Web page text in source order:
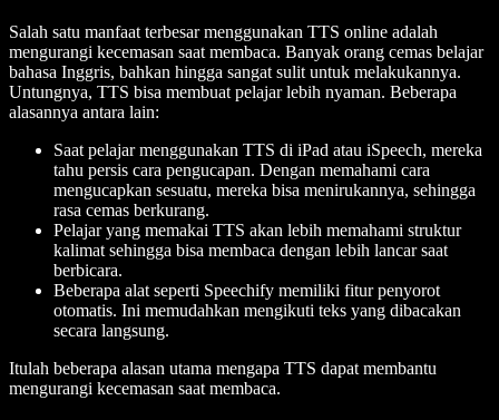
Salah satu manfaat terbesar menggunakan TTS online adalah
mengurangi kecemasan saat membaca. Banyak orang cemas belajar
bahasa Inggris, bahkan hingga sangat sulit untuk melakukannya.
Untungnya, TTS bisa membuat pelajar lebih nyaman. Beberapa
alasannya antara lain:
Saat pelajar menggunakan TTS di iPad atau iSpeech, mereka
tahu persis cara pengucapan. Dengan memahami cara
mengucapkan sesuatu, mereka bisa menirukannya, sehingga
rasa cemas berkurang.
Pelajar yang memakai TTS akan lebih memahami struktur
kalimat sehingga bisa membaca dengan lebih lancar saat
berbicara.
Beberapa alat seperti Speechify memiliki fitur penyorot
otomatis. Ini memudahkan mengikuti teks yang dibacakan
secara langsung.
Itulah beberapa alasan utama mengapa TTS dapat membantu
mengurangi kecemasan saat membaca.